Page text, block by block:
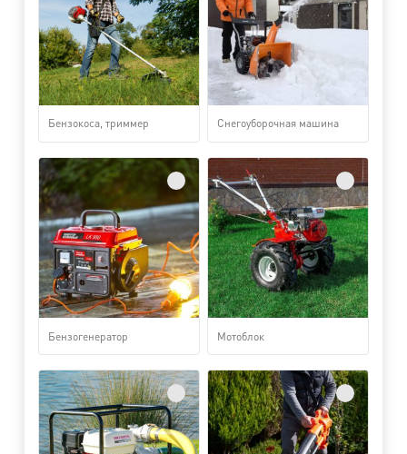
Бензокоса, триммер Снегоуборочная машина
Бензогенератор Мотоблок